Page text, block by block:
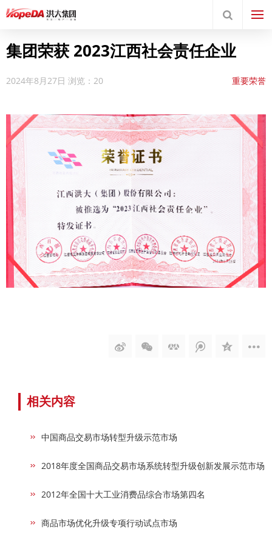
集团荣获 2023江西社会责任企业
2024年8月27日 浏览：20 重要荣誉
相关内容
中国商品交易市场转型升级示范市场
2018年度全国商品交易市场系统转型升级创新发展示范市场
2012年全国十大工业消费品综合市场第四名
商品市场优化升级专项行动试点市场